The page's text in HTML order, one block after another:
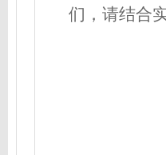
们，请结合